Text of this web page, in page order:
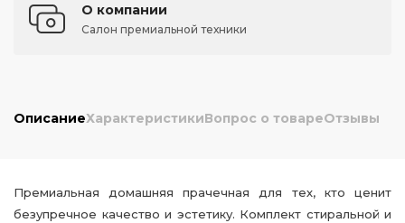
О компании
Салон премиальной техники
ОписаниеХарактеристикиВопрос о товареОтзывы
Премиальная домашняя прачечная для тех, кто ценит
безупречное качество и эстетику. Комплект стиральной и